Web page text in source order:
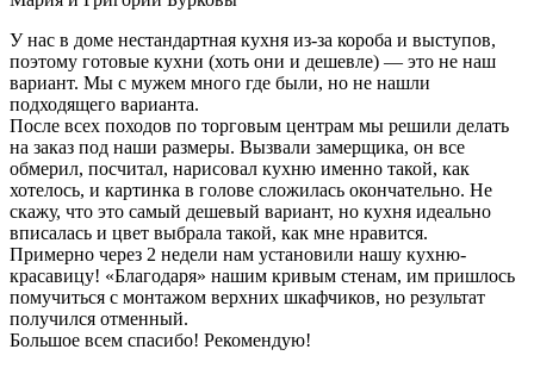
У нас в доме нестандартная кухня из-за короба и выступов,
поэтому готовые кухни (хоть они и дешевле) — это не наш
вариант. Мы с мужем много где были, но не нашли
подходящего варианта.
После всех походов по торговым центрам мы решили делать
на заказ под наши размеры. Вызвали замерщика, он все
обмерил, посчитал, нарисовал кухню именно такой, как
хотелось, и картинка в голове сложилась окончательно. Не
скажу, что это самый дешевый вариант, но кухня идеально
вписалась и цвет выбрала такой, как мне нравится.
Примерно через 2 недели нам установили нашу кухню-
красавицу! «Благодаря» нашим кривым стенам, им пришлось
помучиться с монтажом верхних шкафчиков, но результат
получился отменный.
Большое всем спасибо! Рекомендую!